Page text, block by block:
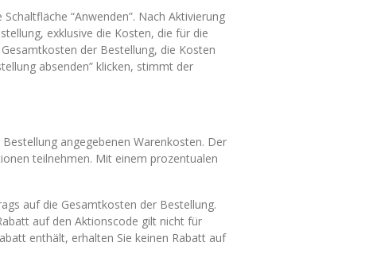
“Anwenden”. Nach Aktivierung
exklusive die Kosten, die für die
Gesamtkosten der Bestellung, die Kosten
absenden” klicken, stimmt der
angegebenen Warenkosten. Der
teilnehmen. Mit einem prozentualen
auf die Gesamtkosten der Bestellung.
auf den Aktionscode gilt nicht für
enthält, erhalten Sie keinen Rabatt auf